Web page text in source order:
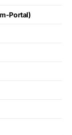
Portal)